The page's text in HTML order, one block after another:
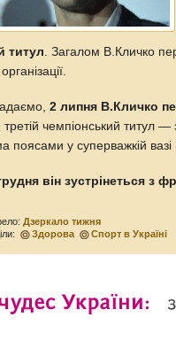
титул . Загалом В.Кличко
організації.
2 липня В.Кличко
третій чемпіонський титул
поясами у суперважкій
він зустрінеться
Дзеркало тижня
Здорова Спорт в Україні